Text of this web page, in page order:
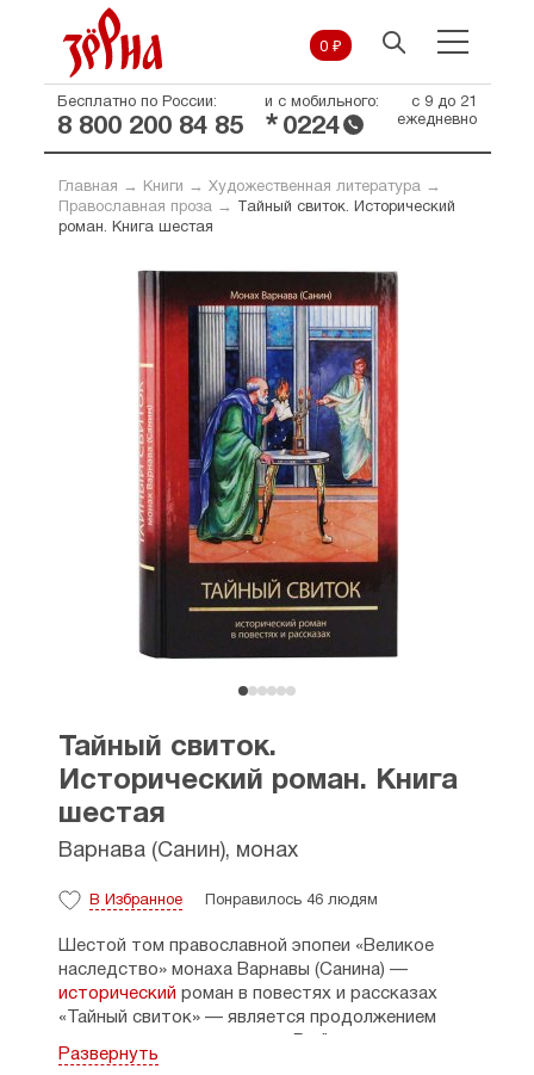
0 ₽
Бесплатно по России:
8 800 200 84 85
и с мобильного:
* 0224
с 9 до 21
ежедневно
Главная → Книги → Художественная литература→
Православная проза→
Тайный свиток. Исторический
роман. Книга шестая
Тайный свиток.
Исторический роман. Книга
шестая
Варнава (Санин), монах
В Избранное Понравилось 46 людям
Шестой том православной эпопеи «Великое
наследство» монаха Варнавы (Санина) —
исторический роман в повестях и рассказах
«Тайный свиток» — является продолжением
в самых неожиданных, таинственных
Развернуть